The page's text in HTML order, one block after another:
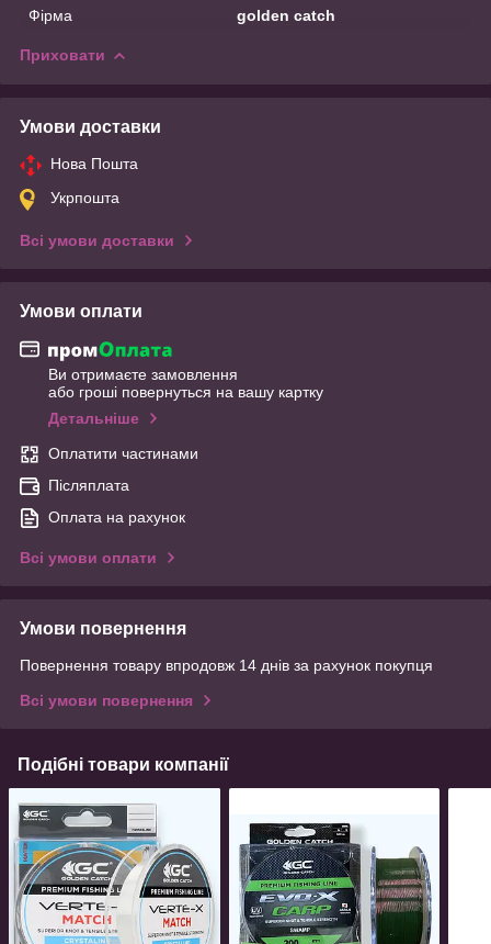
Фірма golden catch
Приховати
Умови доставки
Нова Пошта
Укрпошта
Всі умови доставки
Умови оплати
Ви отримаєте замовлення
або гроші повернуться на вашу картку
Детальніше
Оплатити частинами
Післяплата
Оплата на рахунок
Всі умови оплати
Умови повернення
Повернення товару впродовж 14 днів за рахунок покупця
Всі умови повернення
Подібні товари компанії